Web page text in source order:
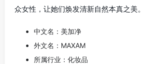
众女性，让她们焕发清新自然本真之美。
中文名：美加净
外文名：MAXAM
所属行业：化妆品